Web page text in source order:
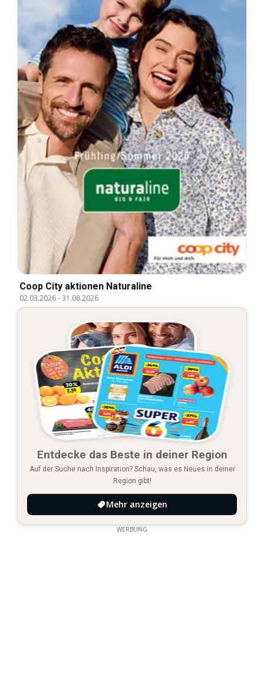
Coop City aktionen Naturaline
02.03.2026-31.08.2026
Entdecke das Beste in deiner Region
Auf der Suche nach Inspiration? Schau, was es Neues in deiner
Region gibt!
Mehr anzeigen
WERBUNG